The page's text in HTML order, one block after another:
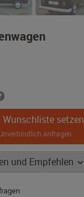
,
Wunschliste setzen
anfragen
und Empfehlen